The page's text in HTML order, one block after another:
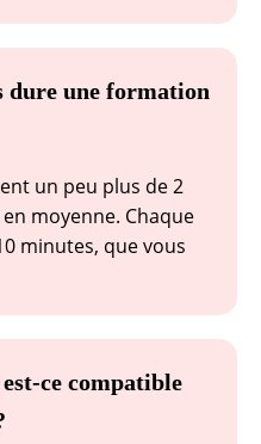
dure une formation
un peu plus de 2
moyenne. Chaque
minutes, que vous
ce compatible